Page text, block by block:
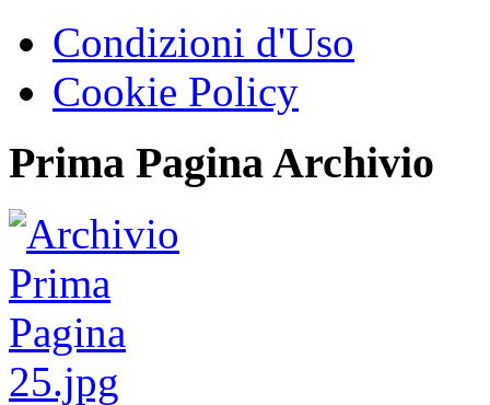
Condizioni d'Uso
Cookie Policy
Prima Pagina Archivio